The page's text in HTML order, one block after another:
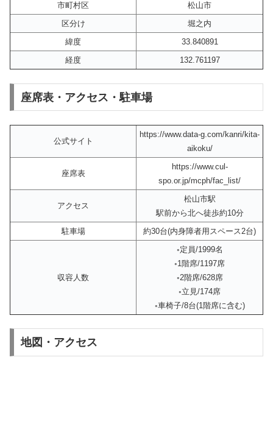
市町村区
松山市
区分け
堀之内
緯度
33.840891
経度
132.761197
座席表・アクセス・駐車場
公式サイト
https://www.data-g.com/kanri/kita-
aikoku/
座席表
https://www.cul-
spo.or.jp/mcph/fac_list/
アクセス
松山市駅
駅前から北へ徒歩約10分
駐車場
約30台(内身障者用スペース2台)
収容人数
◦定員/1999名
◦1階席/1197席
◦2階席/628席
◦立見/174席
◦車椅子/8台(1階席に含む)
地図・アクセス